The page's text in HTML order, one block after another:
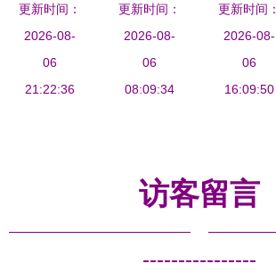
职业发展路
线，你知道
吗？——聚
焦教育行业
更新时间：
2026-08-
06
21:22:36
究框架 以
教育行业软
件开发为视
角的路径与
更新时间：
2026-08-
06
08:09:34
展现状及软
件开发就业
前景解读
聚焦教育行
更新时间：
2026-08-
06
16:09:50
访客留言
----------------